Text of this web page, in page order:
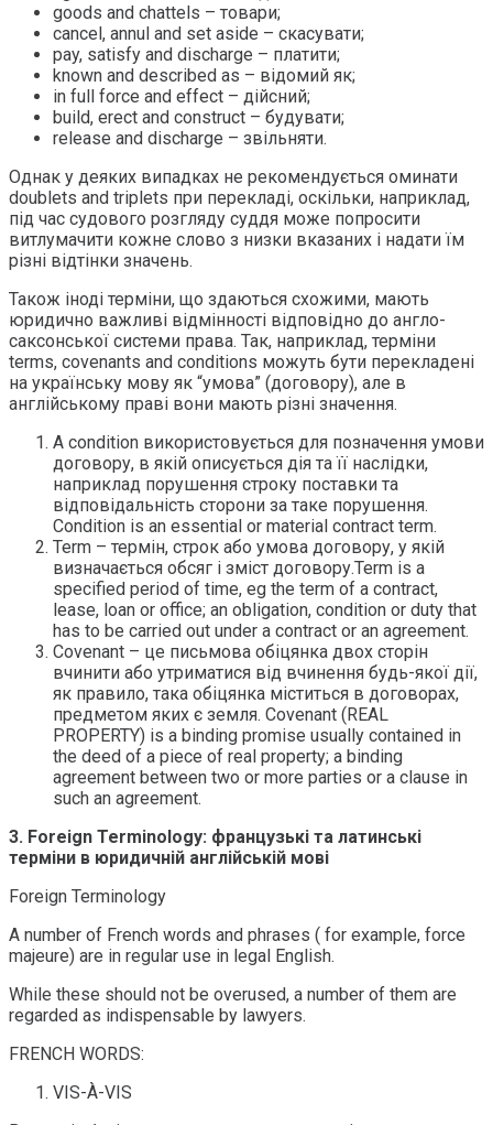
goods and chattels – товари;
cancel, annul and set aside – скасувати;
pay, satisfy and discharge – платити;
known and described as – відомий як;
in full force and effect – дійсний;
build, erect and construct – будувати;
release and discharge – звільняти.
Однак у деяких випадках не рекомендується оминати
doublets and triplets при перекладі, оскільки, наприклад,
під час судового розгляду суддя може попросити
витлумачити кожне слово з низки вказаних і надати їм
різні відтінки значень.
Також іноді терміни, що здаються схожими, мають
юридично важливі відмінності відповідно до англо-
саксонської системи права. Так, наприклад, терміни
terms, covenants and conditions можуть бути перекладені
на українську мову як “умова” (договору), але в
англійському праві вони мають різні значення.
А condition використовується для позначення умови
договору, в якій описується дія та її наслідки,
наприклад порушення строку поставки та
відповідальність сторони за таке порушення.
Condition is an essential or material contract term.
Term – термін, строк або умова договору, у якій
визначається обсяг і зміст договору.Term is a
specified period of time, eg the term of a contract,
lease, loan or office; an obligation, condition or duty that
has to be carried out under a contract or an agreement.
Covenant – це письмова обіцянка двох сторін
вчинити або утриматися від вчинення будь-якої дії,
як правило, така обіцянка міститься в договорах,
предметом яких є земля. Covenant (REAL
PROPERTY) is a binding promise usually contained in
the deed of a piece of real property; a binding
agreement between two or more parties or a clause in
such an agreement.
3. Foreign Terminology: французькі та латинські
терміни в юридичній англійській мові
Foreign Terminology
A number of French words and phrases ( for example, force
majeure) are in regular use in legal English.
While these should not be overused, a number of them are
regarded as indispensable by lawyers.
FRENCH WORDS:
VIS-À-VIS